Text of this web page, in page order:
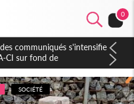
0
Thiam plaide pour un
apaisé
SOCIÉTÉ